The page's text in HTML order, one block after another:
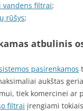
vandens filtrai;
rūšys;
atbulinis
pasirenkamos
aukštas
tiek komercinei ar
filtrai įrengiami